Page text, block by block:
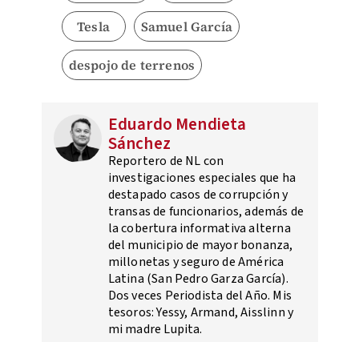
Tesla Samuel García
despojo de terrenos
Eduardo Mendieta
Sánchez
Reportero de NL con
investigaciones especiales que ha
destapado casos de corrupción y
transas de funcionarios, además de
la cobertura informativa alterna
del municipio de mayor bonanza,
millonetas y seguro de América
Latina (San Pedro Garza García).
Dos veces Periodista del Año. Mis
tesoros: Yessy, Armand, Aisslinn y
mi madre Lupita.